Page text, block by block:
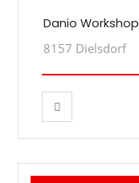
Danio Workshop
8157 Dielsdorf